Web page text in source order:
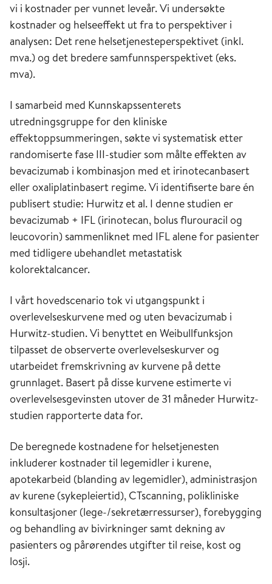
vi i kostnader per vunnet leveår. Vi undersøkte
kostnader og helseeffekt ut fra to perspektiver i
analysen: Det rene helsetjenesteperspektivet (inkl.
mva.) og det bredere samfunnsperspektivet (eks.
mva).
I samarbeid med Kunnskapssenterets
utredningsgruppe for den kliniske
effektoppsummeringen, søkte vi systematisk etter
randomiserte fase III-studier som målte effekten av
bevacizumab i kombinasjon med et irinotecanbasert
eller oxaliplatinbasert regime. Vi identifiserte bare én
publisert studie: Hurwitz et al. I denne studien er
bevacizumab + IFL (irinotecan, bolus flurouracil og
leucovorin) sammenliknet med IFL alene for pasienter
med tidligere ubehandlet metastatisk
kolorektalcancer.
I vårt hovedscenario tok vi utgangspunkt i
overlevelseskurvene med og uten bevacizumab i
Hurwitz-studien. Vi benyttet en Weibullfunksjon
tilpasset de observerte overlevelseskurver og
utarbeidet fremskrivning av kurvene på dette
grunnlaget. Basert på disse kurvene estimerte vi
overlevelsesgevinsten utover de 31 måneder Hurwitz-
studien rapporterte data for.
De beregnede kostnadene for helsetjenesten
inkluderer kostnader til legemidler i kurene,
apotekarbeid (blanding av legemidler), administrasjon
av kurene (sykepleiertid), CTscanning, polikliniske
konsultasjoner (lege-/sekretærressurser), forebygging
og behandling av bivirkninger samt dekning av
pasienters og pårørendes utgifter til reise, kost og
losji.